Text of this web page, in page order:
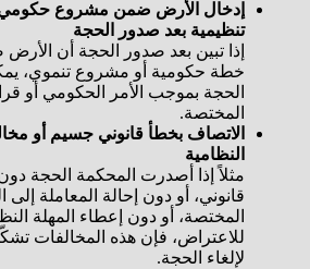
إدخال الأرض ضمن مشروع
تنظيمية بعد صدور الحجة
إذا تبين بعد صدور الحجة أن
خطة حكومية أو مشروع تنموي،
الحجة بموجب الأمر الحكومي أو
المختصة.
الاتصاف بخطأ قانوني جسيم أو
النظامية
مثلاً إذا أصدرت المحكمة الحجة
قانوني، أو دون إحالة المعاملة إلى
المختصة، أو دون إعطاء المهلة
للاعتراض، فإن هذه المخالفات
لإلغاء الحجة.